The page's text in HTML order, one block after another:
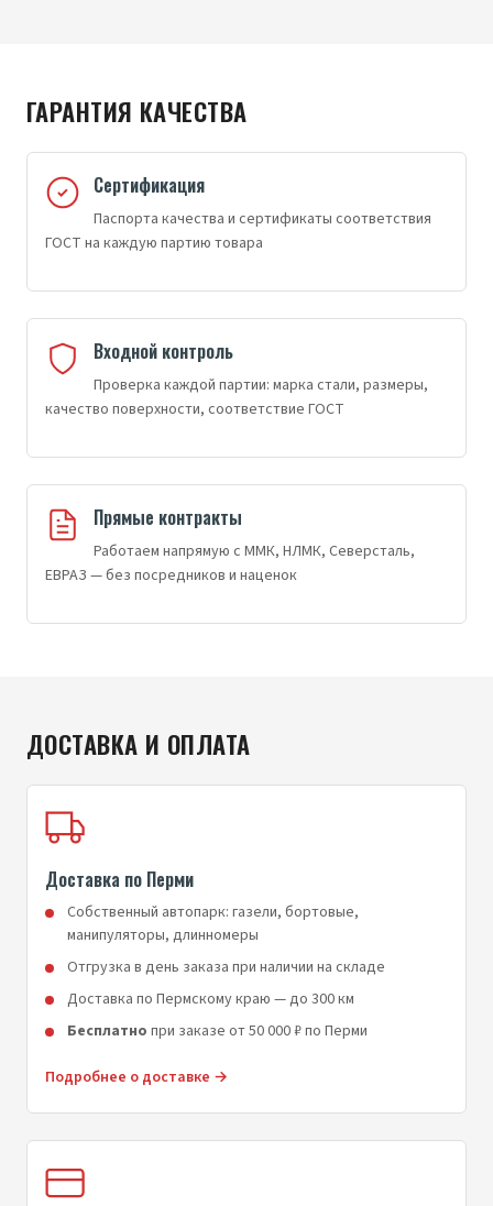
ГАРАНТИЯ КАЧЕСТВА
Сертификация
Паспорта качества и сертификаты соответствия
ГОСТ на каждую партию товара
Входной контроль
Проверка каждой партии: марка стали, размеры,
качество поверхности, соответствие ГОСТ
Прямые контракты
Работаем напрямую с ММК, НЛМК, Северсталь,
ЕВРАЗ — без посредников и наценок
ДОСТАВКА И ОПЛАТА
Доставка по Перми
Собственный автопарк: газели, бортовые,
манипуляторы, длинномеры
Отгрузка в день заказа при наличии на складе
Доставка по Пермскому краю — до 300 км
Бесплатно при заказе от 50 000 ₽ по Перми
Подробнее о доставке →